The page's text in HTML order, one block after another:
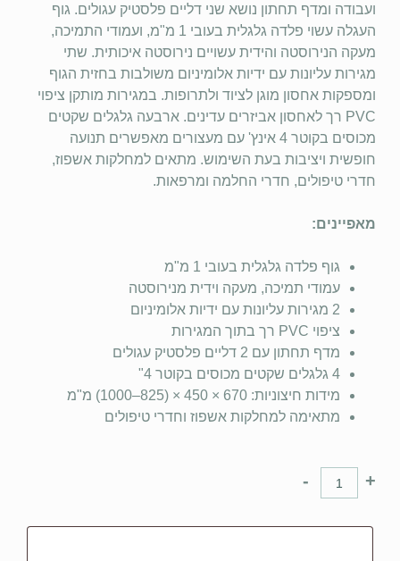
ועבודה ומדף תחתון נושא שני דליים פלסטיק עגולים. גוף
העגלה עשוי פלדה גלגלית בעובי 1 מ"מ, ועמודי התמיכה,
מעקה הנירוסטה והידית עשויים נירוסטה איכותית. שתי
מגירות עליונות עם ידיות אלומיניום משולבות בחזית הגוף
ומספקות אחסון מוגן לציוד ולתרופות. במגירות מותקן ציפוי
PVC רך לאחסון אביזרים עדינים. ארבעה גלגלים שקטים
מכוסים בקוטר 4 אינץ' עם מעצורים מאפשרים תנועה
חופשית ויציבות בעת השימוש. מתאים למחלקות אשפוז,
חדרי טיפולים, חדרי החלמה ומרפאות.
מאפיינים:
גוף פלדה גלגלית בעובי 1 מ"מ
עמודי תמיכה, מעקה וידית מנירוסטה
2 מגירות עליונות עם ידיות אלומיניום
ציפוי PVC רך בתוך המגירות
מדף תחתון עם 2 דליים פלסטיק עגולים
4 גלגלים שקטים מכוסים בקוטר 4"
מידות חיצוניות: 670 × 450 × (825–1000) מ"מ
מתאימה למחלקות אשפוז וחדרי טיפולים
+
-